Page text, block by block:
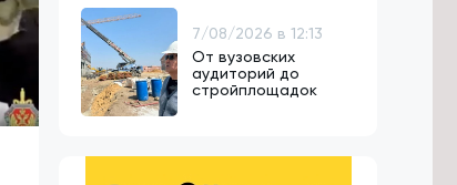
7/08/2026 в 12:13
От вузовских
аудиторий до
стройплощадок